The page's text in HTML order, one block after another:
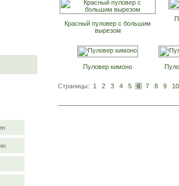
Красный пуловер с большим
вырезом
Пуловер кимоно
Страницы: 1 2 3 4 5 6 7 8 9 10